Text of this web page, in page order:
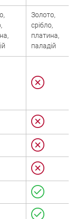
Золото,
срібло,
платина,
паладій